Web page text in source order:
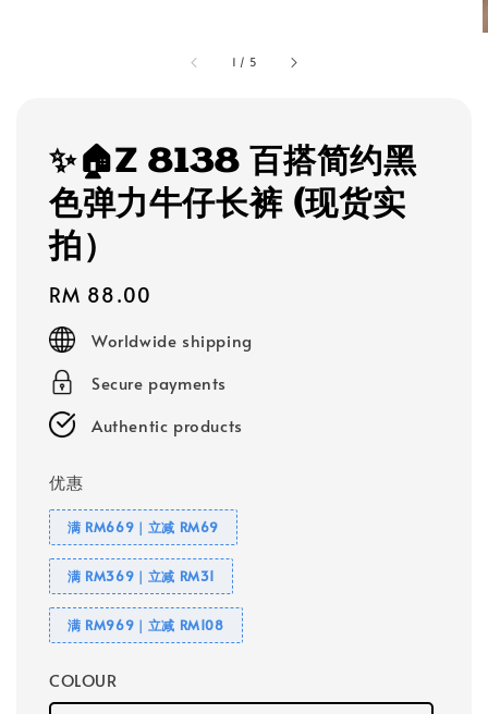
1 / 5
✨🏠Z 8138 百搭简约黑
色弹力牛仔长裤 (现货实
拍）
Regular
price
RM 88.00
Worldwide shipping
Secure payments
Authentic products
优惠
满 RM669｜立减 RM69
满 RM369｜立减 RM31
满 RM969｜立减 RM108
COLOUR